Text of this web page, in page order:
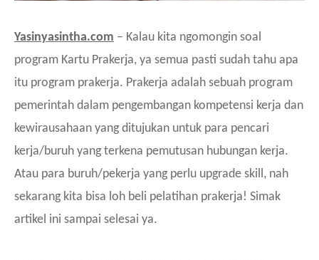
Yasinyasintha.com – Kalau kita ngomongin soal
program Kartu Prakerja, ya semua pasti sudah tahu apa
itu program prakerja. Prakerja adalah sebuah program
pemerintah dalam pengembangan kompetensi kerja dan
kewirausahaan yang ditujukan untuk para pencari
kerja/buruh yang terkena pemutusan hubungan kerja.
Atau para buruh/pekerja yang perlu upgrade skill, nah
sekarang kita bisa loh beli pelatihan prakerja! Simak
artikel ini sampai selesai ya.